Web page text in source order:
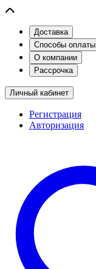
Доставка
Способы оплаты
О компании
Рассрочка
Личный кабинет
Регистрация
Авторизация